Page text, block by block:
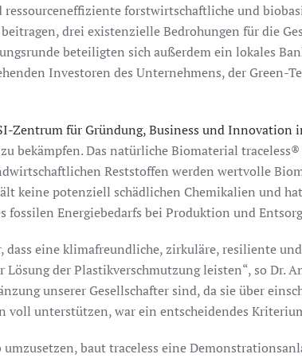
ressourceneffiziente forstwirtschaftliche und
drei existenzielle Bedrohungen für die
beteiligten sich außerdem ein lokales
Investoren des Unternehmens, der
Zentrum für Gründung, Business und Innovation
bekämpfen. Das natürliche Biomaterial
Reststoffen werden wertvolle
keine potenziell schädlichen Chemikalien und
fossilen Energiebedarfs bei Produktion und
eine klimafreundliche, zirkuläre, resiliente
der Plastikverschmutzung leisten“, so Dr.
unserer Gesellschafter sind, da sie über
voll unterstützen, war ein entscheidendes
baut traceless eine